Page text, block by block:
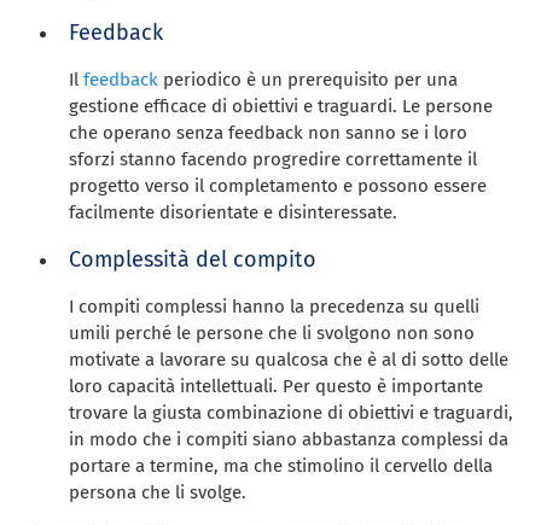
Feedback
Ilfeedback periodico è un prerequisito per una
gestione efficace di obiettivi e traguardi. Le persone
che operano senza feedback non sanno se i loro
sforzi stanno facendo progredire correttamente il
progetto verso il completamento e possono essere
facilmente disorientate e disinteressate.
Complessità del compito
I compiti complessi hanno la precedenza su quelli
umili perché le persone che li svolgono non sono
motivate a lavorare su qualcosa che è al di sotto delle
loro capacità intellettuali. Per questo è importante
trovare la giusta combinazione di obiettivi e traguardi,
in modo che i compiti siano abbastanza complessi da
portare a termine, ma che stimolino il cervello della
persona che li svolge.